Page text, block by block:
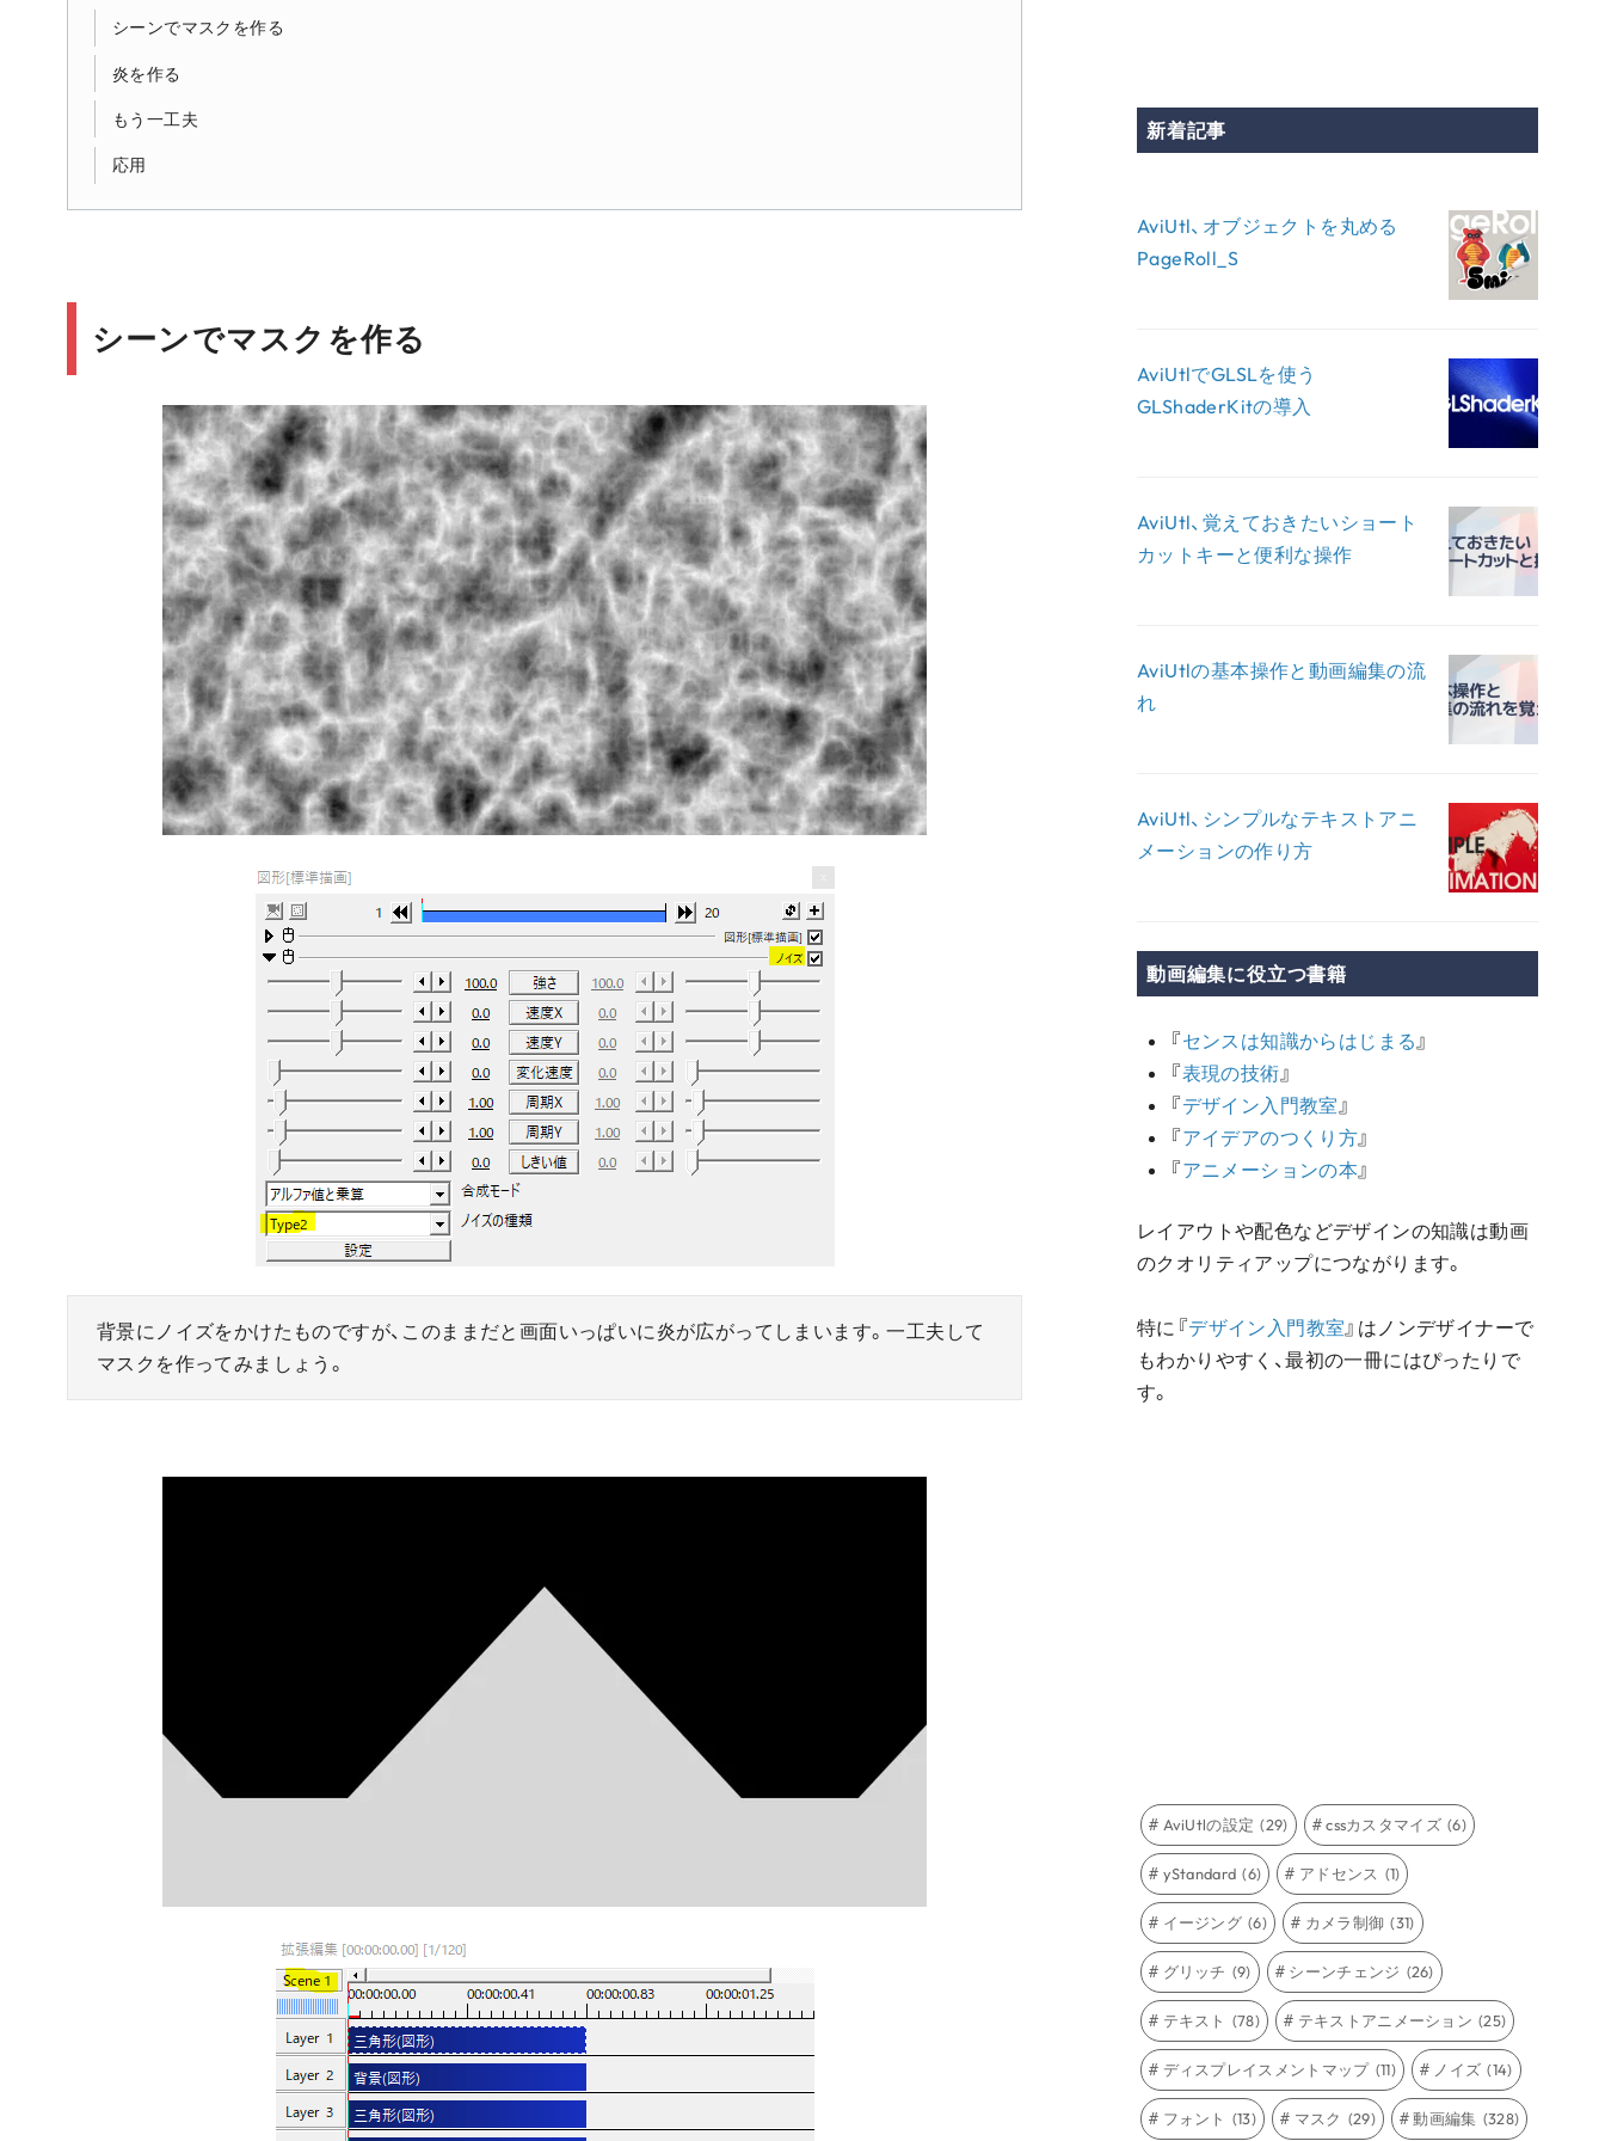
シーンでマスクを作る
炎を作る
もう一工夫
応用
シーンでマスクを作る
背景にノイズをかけたものですが、このままだと画面いっぱいに炎が広がってしまいます。一工夫して
マスクを作ってみましょう。
新着記事
AviUtl、オブジェクトを丸める
PageRoll_S
AviUtlでGLSLを使う
GLShaderKitの導入
AviUtl、覚えておきたいショート
カットキーと便利な操作
AviUtlの基本操作と動画編集の流
れ
AviUtl、シンプルなテキストアニ
メーションの作り方
動画編集に役立つ書籍
『センスは知識からはじまる』
『表現の技術』
『デザイン入門教室』
『アイデアのつくり方』
『アニメーションの本』
レイアウトや配色などデザインの知識は動画
のクオリティアップにつながります。
特に『デザイン入門教室』はノンデザイナーで
もわかりやすく、最初の一冊にはぴったりで
す。
AviUtlの設定 (29) cssカスタマイズ (6)
yStandard (6) アドセンス (1)
イージング (6) カメラ制御 (31)
グリッチ (9) シーンチェンジ (26)
テキスト (78) テキストアニメーション (25)
ディスプレイスメントマップ (11) ノイズ (14)
フォント (13) マスク (29) 動画編集 (328)